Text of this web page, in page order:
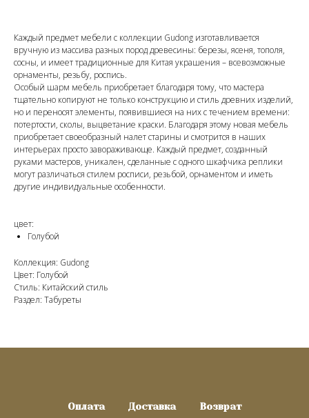
Каждый предмет мебели с коллекции Gudong изготавливается
вручную из массива разных пород древесины: березы, ясеня, тополя,
сосны, и имеет традиционные для Китая украшения – всевозможные
орнаменты, резьбу, роспись.
Особый шарм мебель приобретает благодаря тому, что мастера
тщательно копируют не только конструкцию и стиль древних изделий,
но и переносят элементы, появившиеся на них с течением времени:
потертости, сколы, выцветание краски. Благодаря этому новая мебель
приобретает своеобразный налет старины и смотрится в наших
интерьерах просто завораживающе. Каждый предмет, созданный
руками мастеров, уникален, сделанные с одного шкафчика реплики
могут различаться стилем росписи, резьбой, орнаментом и иметь
другие индивидуальные особенности.
цвет:
Голубой
Коллекция: Gudong
Цвет: Голубой
Стиль: Китайский стиль
Раздел: Табуреты
Оплата Доставка Возврат